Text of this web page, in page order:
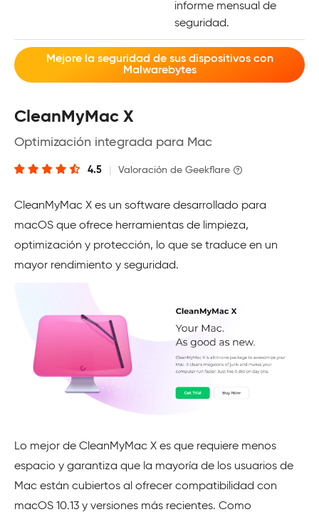
informe mensual de
seguridad.
Mejore la seguridad de sus dispositivos con
Malwarebytes
CleanMyMac X
Optimización integrada para Mac
4.5 Valoración de Geekflare
CleanMyMac X es un software desarrollado para
macOS que ofrece herramientas de limpieza,
optimización y protección, lo que se traduce en un
mayor rendimiento y seguridad.
Lo mejor de CleanMyMac X es que requiere menos
espacio y garantiza que la mayoría de los usuarios de
Mac están cubiertos al ofrecer compatibilidad con
macOS 10.13 y versiones más recientes. Como